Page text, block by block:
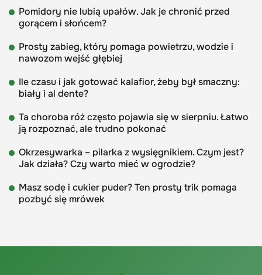
Pomidory nie lubią upałów. Jak je chronić przed
gorącem i słońcem?
Prosty zabieg, który pomaga powietrzu, wodzie i
nawozom wejść głębiej
Ile czasu i jak gotować kalafior, żeby był smaczny:
biały i al dente?
Ta choroba róż często pojawia się w sierpniu. Łatwo
ją rozpoznać, ale trudno pokonać
Okrzesywarka – pilarka z wysięgnikiem. Czym jest?
Jak działa? Czy warto mieć w ogrodzie?
Masz sodę i cukier puder? Ten prosty trik pomaga
pozbyć się mrówek